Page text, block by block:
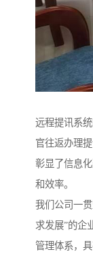
远程提讯系
官往返办理
彰显了信息
和效率。
我们公司一
求发展”的企
管理体系，